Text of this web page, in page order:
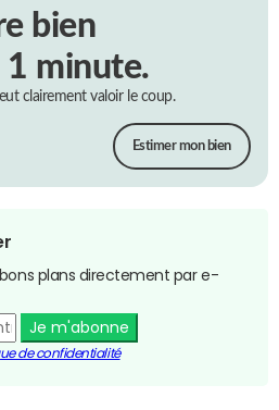
bien
1 minute.
clairement valoir le coup.
Estimer mon bien
plans directement par e-
Je m'abonne
de confidentialité